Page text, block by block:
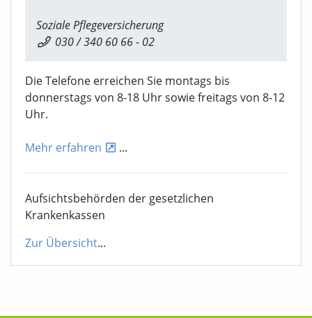
Soziale Pflegeversicherung
030 / 340 60 66 - 02
Die Telefone erreichen Sie montags bis
donnerstags von 8-18 Uhr sowie freitags von 8-12
Uhr.
Mehr erfahren ...
Aufsichtsbehörden der gesetzlichen
Krankenkassen
Zur Übersicht...